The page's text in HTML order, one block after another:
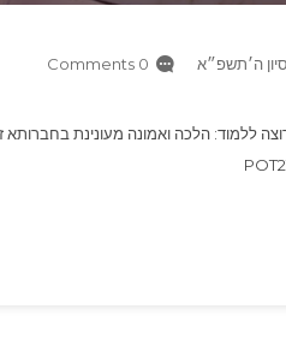
ה׳תשפ״א 0 Comments
ללמוד: הלכה ואמונה מעונינת בחברותא